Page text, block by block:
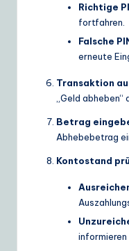
Richtige
fortfahren.
Falsche
erneute
Transaktion
„Geld abheben“
Betrag
Abhebebetrag
Kontostand
informieren